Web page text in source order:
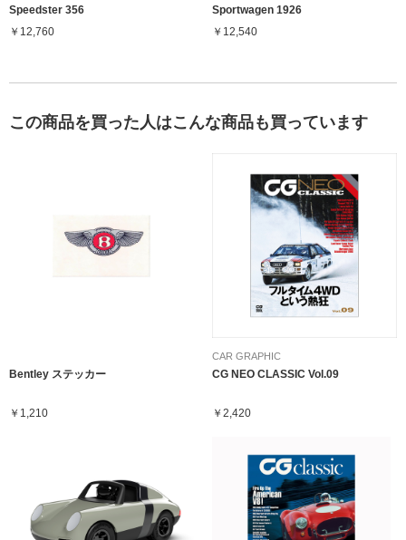
Speedster 356
￥12,760
Sportwagen 1926
￥12,540
この商品を買った人はこんな商品も買っています
Bentley ステッカー
￥1,210
CAR GRAPHIC
CG NEO CLASSIC Vol.09
￥2,420